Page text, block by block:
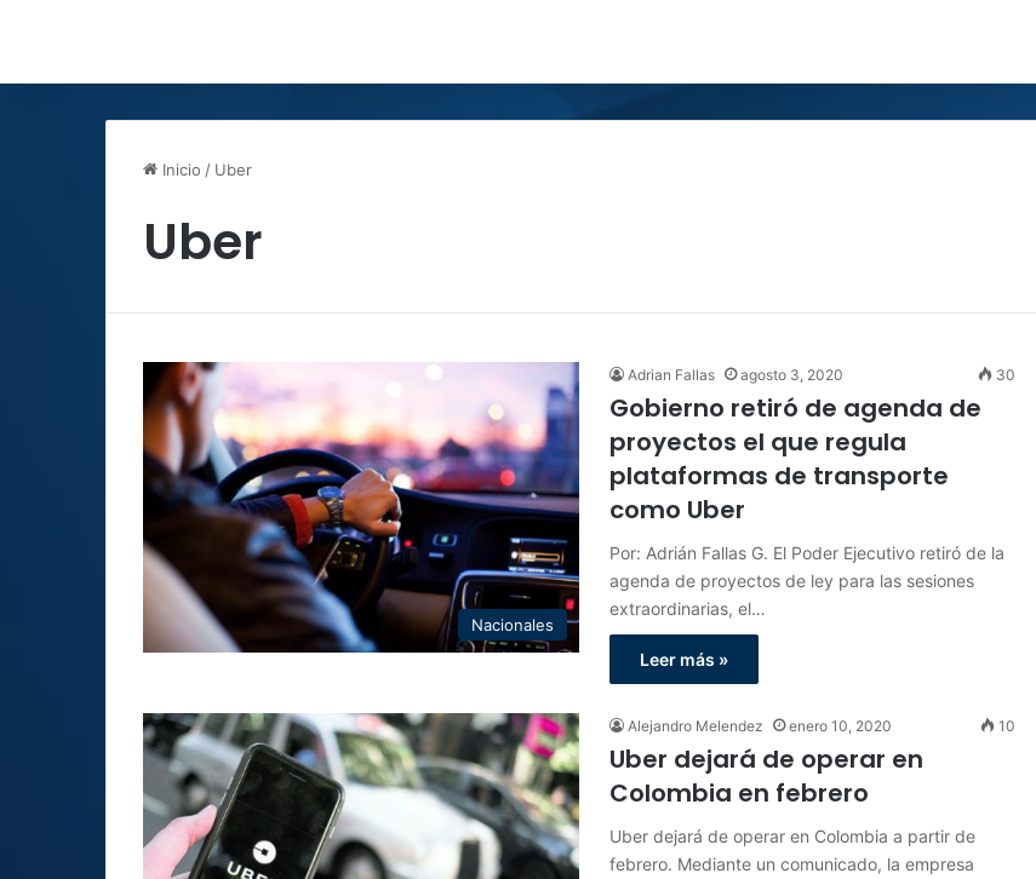
Inicio / Uber
Uber
Nacionales
Adrian Fallas agosto 3, 2020 30
Gobierno retiró de agenda de
proyectos el que regula
plataformas de transporte
como Uber
Por: Adrián Fallas G. El Poder Ejecutivo retiró de la
agenda de proyectos de ley para las sesiones
extraordinarias, el…
Leer más »
Alejandro Melendez enero 10, 2020 10
Uber dejará de operar en
Colombia en febrero
Uber dejará de operar en Colombia a partir de
febrero. Mediante un comunicado, la empresa